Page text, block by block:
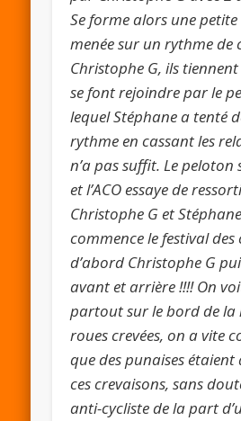
Se forme alors une
menée sur un rythme de
Christophe G, ils
se font rejoindre par le
lequel Stéphane a tenté
rythme en cassant les
n’a pas suffit. Le peloton
et l’ACO essaye de
Christophe G et
commence le festival des
d’abord Christophe G
avant et arrière !!!! On
partout sur le bord de la
roues crevées, on a vite
que des punaises étaient
ces crevaisons, sans
anti-cycliste de la part